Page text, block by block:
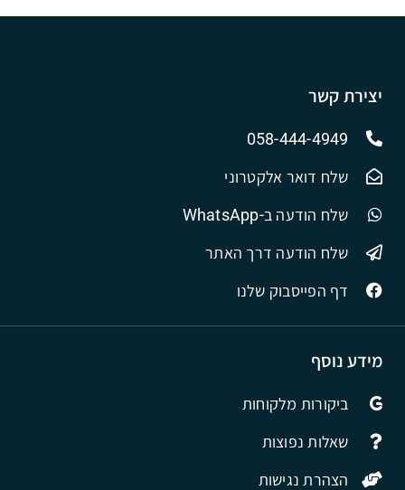
מידע נוסף
ביקורות מלקוחות
שאלות נפוצות
הצהרת נגישות
יצירת קשר
058-444-4949
שלח דואר אלקטרוני
שלח הודעה ב-WhatsApp
שלח הודעה דרך האתר
דף הפייסבוק שלנו